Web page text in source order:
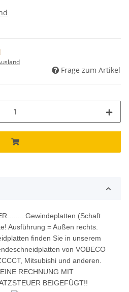
Frage zum Artikel
Gewindeplatten (Schaft
Ausführung = Außen rechts.
finden Sie in unserem
von VOBECO
Mitsubishi und anderen.
RECHNUNG MIT
BEIGEFÜGT!!